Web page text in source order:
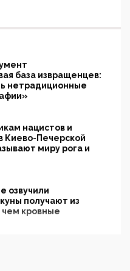
база извращенцев:
нетрадиционные
нацистов и
Киево-Печерской
миру рога и
озвучили
получают из
кровные